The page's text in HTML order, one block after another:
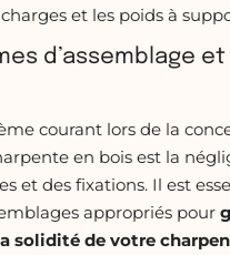
et les poids à
d’assemblage et
courant lors de la
en bois est la
et des fixations. Il est
appropriés pour
solidité de votre